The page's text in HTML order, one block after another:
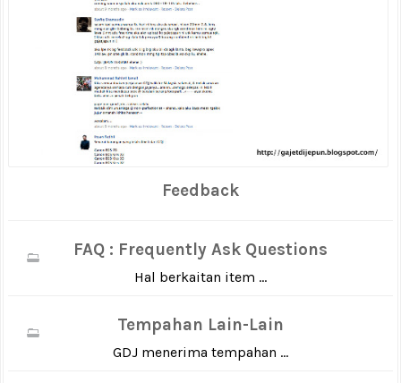
Feedback
FAQ : Frequently Ask Questions
Hal berkaitan item ...
Tempahan Lain-Lain
GDJ menerima tempahan ...